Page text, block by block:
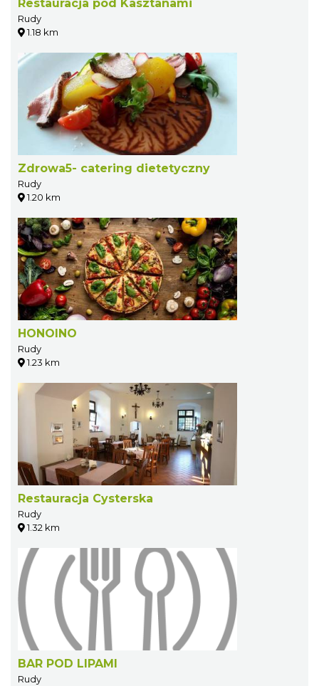
Restauracja pod Kasztanami
Rudy
1.18 km
Zdrowa5- catering dietetyczny
Rudy
1.20 km
HONOINO
Rudy
1.23 km
Restauracja Cysterska
Rudy
1.32 km
BAR POD LIPAMI
Rudy